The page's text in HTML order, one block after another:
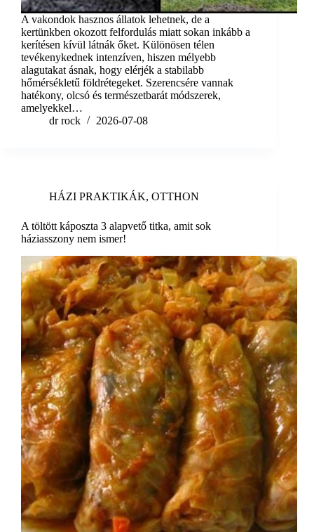
A vakondok hasznos állatok lehetnek, de a
kertünkben okozott felfordulás miatt sokan inkább a
kerítésen kívül látnák őket. Különösen télen
tevékenykednek intenzíven, hiszen mélyebb
alagutakat ásnak, hogy elérjék a stabilabb
hőmérsékletű földrétegeket. Szerencsére vannak
hatékony, olcsó és természetbarát módszerek,
amelyekkel…
dr rock
2026-07-08
HÁZI PRAKTIKÁK, OTTHON
A töltött káposzta 3 alapvető titka, amit sok
háziasszony nem ismer!